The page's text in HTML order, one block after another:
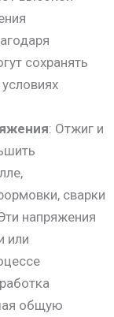
сохранять
: Отжиг и
сварки
напряжения
или
общую